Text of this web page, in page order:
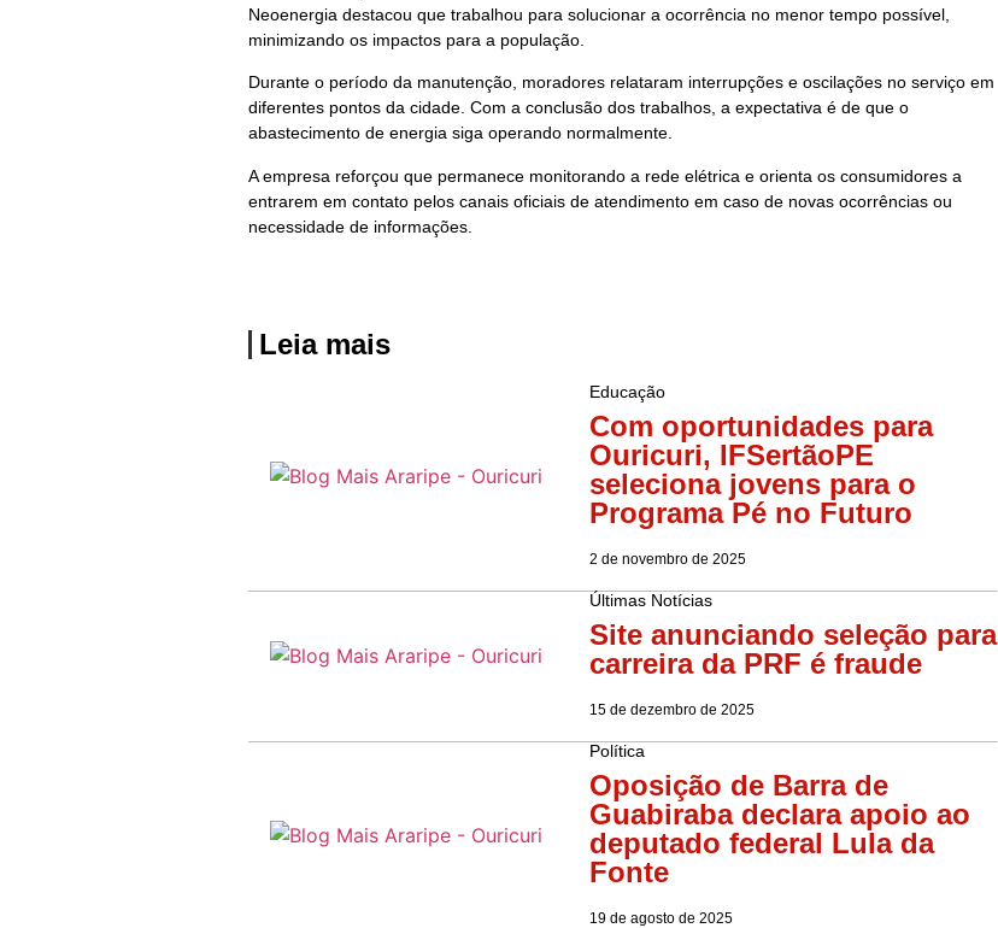
Neoenergia destacou que trabalhou para solucionar a ocorrência no menor tempo possível,
minimizando os impactos para a população.
Durante o período da manutenção, moradores relataram interrupções e oscilações no serviço em
diferentes pontos da cidade. Com a conclusão dos trabalhos, a expectativa é de que o
abastecimento de energia siga operando normalmente.
A empresa reforçou que permanece monitorando a rede elétrica e orienta os consumidores a
entrarem em contato pelos canais oficiais de atendimento em caso de novas ocorrências ou
necessidade de informações.
Leia mais
Educação
Com oportunidades para
Ouricuri, IFSertãoPE
seleciona jovens para o
Programa Pé no Futuro
2 de novembro de 2025
Últimas Notícias
Site anunciando seleção para
carreira da PRF é fraude
15 de dezembro de 2025
Política
Oposição de Barra de
Guabiraba declara apoio ao
deputado federal Lula da
Fonte
19 de agosto de 2025